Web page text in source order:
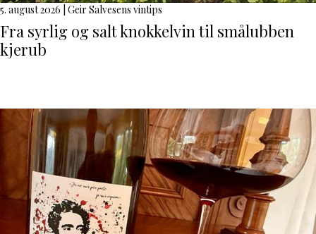
5. august 2026 Geir Salvesens vintips
Fra syrlig og salt knokkelvin til smålubben
kjerub